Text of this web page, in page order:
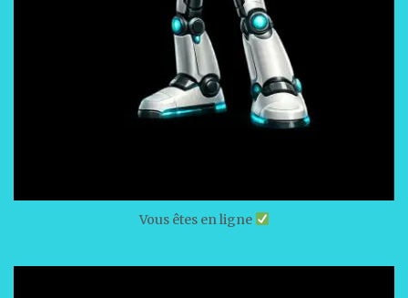
Vous êtes en ligne